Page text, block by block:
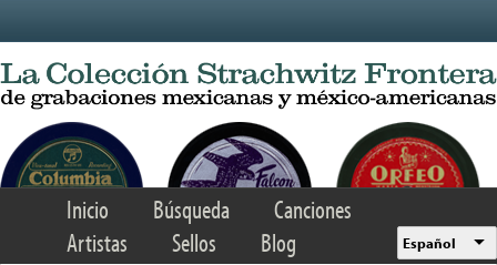
Inicio Búsqueda
Canciones
Artistas
Sellos Blog Español